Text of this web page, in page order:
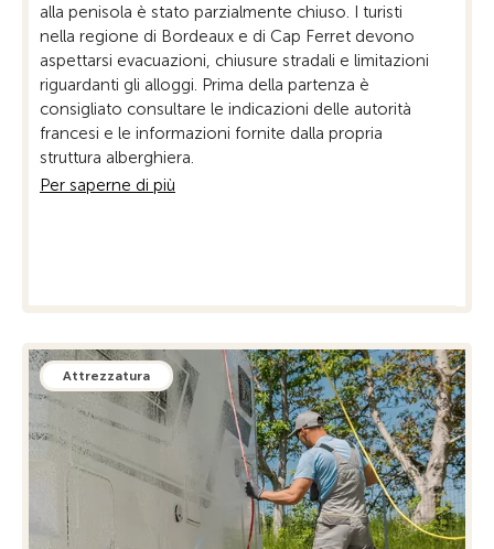
alla penisola è stato parzialmente chiuso. I turisti
nella regione di Bordeaux e di Cap Ferret devono
aspettarsi evacuazioni, chiusure stradali e limitazioni
riguardanti gli alloggi. Prima della partenza è
consigliato consultare le indicazioni delle autorità
francesi e le informazioni fornite dalla propria
struttura alberghiera.
Per saperne di più
Attrezzatura